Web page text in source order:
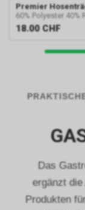
Premier
60% Polyester 40%
18.00 CHF
Das
ergänzt
Produkten